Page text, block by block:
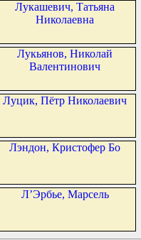
Лукашевич, Татьяна
Николаевна
Лукьянов, Николай
Валентинович
Луцик, Пётр Николаевич
Лэндон, Кристофер Бо
Л’Эрбье, Марсель